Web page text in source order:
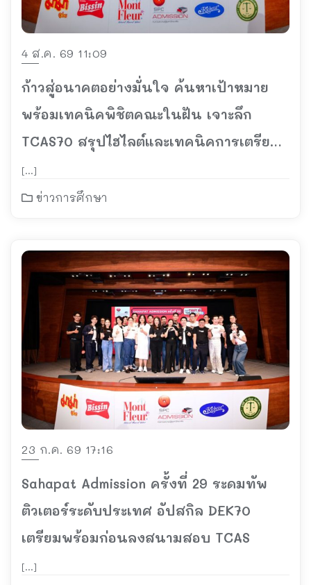
4 ส.ค. 69 11:09
ก้าวสู่อนาคตอย่างมั่นใจ ค้นหาเป้าหมาย
พร้อมเทคนิคพิชิตคณะในฝัน เจาะลึก
TCAS70 สรุปไฮไลต์และเทคนิคการเตรียม
ตัวจากกูรู
[…]
ข่าวการศึกษา
23 ก.ค. 69 17:16
Sahapat Admission ครั้งที่ 29 ระดมทัพ
ติวเตอร์ระดับประเทศ อัปสกิล DEK70
เตรียมพร้อมก่อนลงสนามสอบ TCAS
[…]